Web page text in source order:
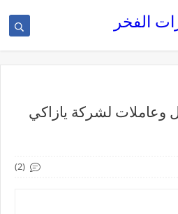
الفخر
لشركة يازاكي
(2)